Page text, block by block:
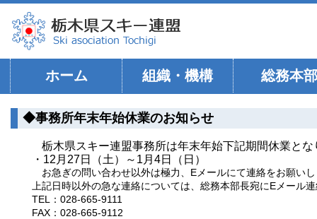
ホーム 組織・機構 総務本部
◆事務所年末年始休業のお知らせ
栃木県スキー連盟事務所は年末年始下記期間休業とな
・12月27日（土）～1月4日（日）
お急ぎの問い合わせ以外は極力、Eメールにて連絡をお願い
上記日時以外の急な連絡については、総務本部長宛にEメール
TEL：028-665-9111
FAX：028-665-9112